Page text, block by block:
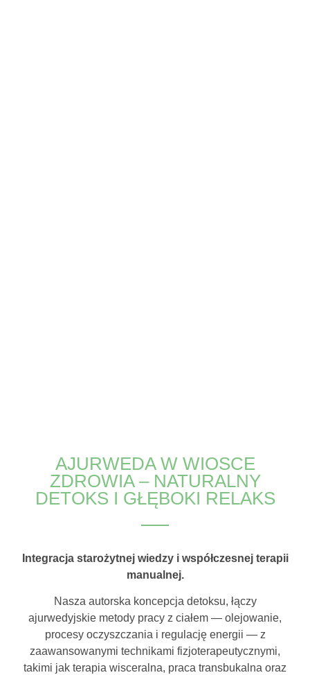
AJURWEDA W WIOSCE
ZDROWIA – NATURALNY
DETOKS I GŁĘBOKI RELAKS
Integracja starożytnej wiedzy i współczesnej terapii
manualnej.
Nasza autorska koncepcja detoksu, łączy
ajurwedyjskie metody pracy z ciałem — olejowanie,
procesy oczyszczania i regulację energii — z
zaawansowanymi technikami fizjoterapeutycznymi,
takimi jak terapia wisceralna, praca transbukalna oraz